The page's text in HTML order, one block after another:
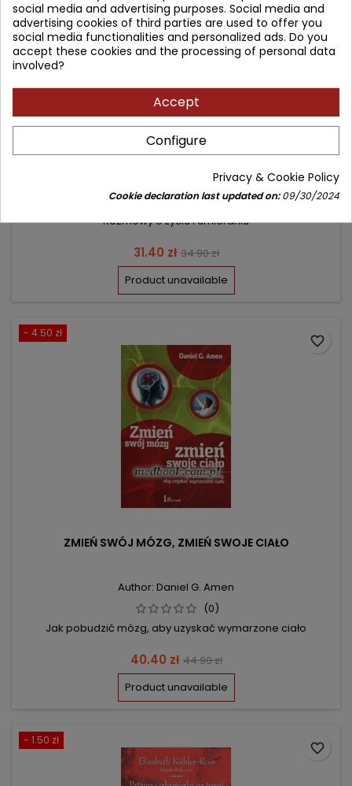
KOŁO ŻYCIA
Author: Elisabeth Kubler-Ross
(0)
Rozmowy o życiu i umieraniu
Price
31.40 zł Regular
price
34.90 zł
Product unavailable
- 4.50 zł
ZMIEŃ SWÓJ MÓZG, ZMIEŃ SWOJE CIAŁO
Author: Daniel G. Amen
(0)
Jak pobudzić mózg, aby uzyskać wymarzone ciało
Price
40.40 zł Regular
price
44.90 zł
Product unavailable
favorite_border
- 1.50 zł
favorite_border
social media and advertising purposes. Social media and
advertising cookies of third parties are used to offer you
social media functionalities and personalized ads. Do you
accept these cookies and the processing of personal data
involved?
Accept
Configure
Privacy & Cookie Policy
Cookie declaration last updated on:09/30/2024